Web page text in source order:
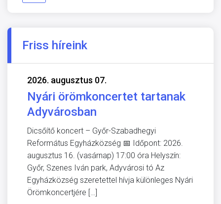
Friss híreink
2026. augusztus 07.
Nyári örömkoncertet tartanak
Adyvárosban
Dicsőítő koncert – Győr-Szabadhegyi
Református Egyházközség 📅 Időpont: 2026.
augusztus 16. (vasárnap) 17:00 óra Helyszín:
Győr, Szenes Iván park, Adyvárosi tó Az
Egyházközség szeretettel hívja különleges Nyári
Örömkoncertjére […]